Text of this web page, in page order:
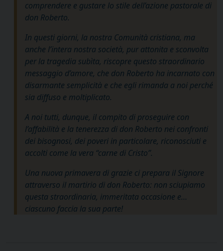
comprendere e gustare lo stile dell’azione pastorale di
don Roberto.
In questi giorni, la nostra Comunità cristiana, ma
anche l’intera nostra società, pur attonita e sconvolta
per la tragedia subìta, riscopre questo straordinario
messaggio d’amore, che don Roberto ha incarnato con
disarmante semplicità e che egli rimanda a noi perché
sia diffuso e moltiplicato.
A noi tutti, dunque, il compito di proseguire con
l’affabilità e la tenerezza di don Roberto nei confronti
dei bisognosi, dei poveri in particolare, riconosciuti e
accolti come la vera “carne di Cristo”.
Una nuova primavera di grazie ci prepara il Signore
attraverso il martirio di don Roberto: non sciupiamo
questa straordinaria, immeritata occasione e…
ciascuno faccia la sua parte!